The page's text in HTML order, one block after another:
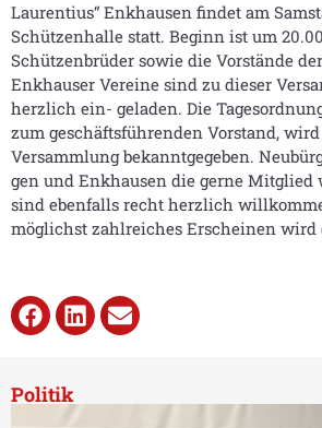
Laurentius“ Enkhausen findet am
Schützenhalle statt. Beginn ist um
Schützenbrüder sowie die Vorstände
Enkhauser Vereine sind zu dieser
herzlich ein- geladen. Die
zum geschäftsführenden Vorstand,
Versammlung bekanntgegeben.
gen und Enkhausen die gerne Mitglied
sind ebenfalls recht herzlich
möglichst zahlreiches Erscheinen wird
Politik